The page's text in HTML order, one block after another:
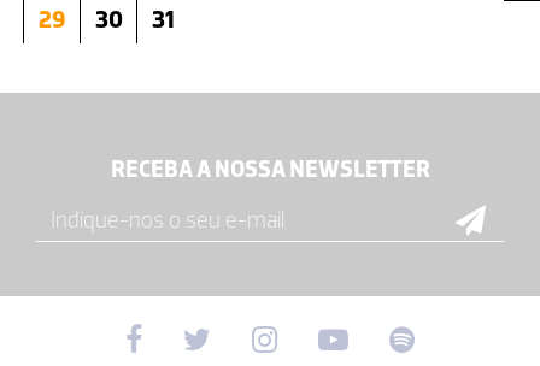
29
30 31
RECEBA A NOSSA NEWSLETTER